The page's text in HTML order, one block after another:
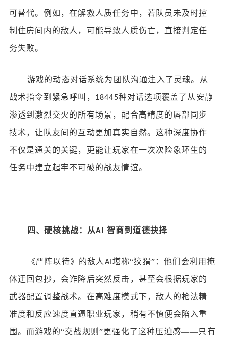
可替代。例如，在解救人质任务中，若队员未及时控
制住房间内的敌人，可能导致人质伤亡，直接判定任
务失败。
游戏的动态对话系统为团队沟通注入了灵魂。从
战术指令到紧急呼叫， 18445种对话选项覆盖了从安静
渗透到激烈交火的所有场景，配合高精度的唇部同步
技术，让队友间的互动更加真实自然。这种深度协作
不仅是通关的关键，更能让玩家在一次次险象环生的
任务中建立起牢不可破的战友情谊。
四、硬核挑战：从AI 智商到道德抉择
《严阵以待》的敌人 AI 堪称“狡猾”：他们会利用掩
体迂回包抄，会诈降后突然反击，甚至会根据玩家的
武器配置调整战术。在高难度模式下，敌人的枪法精
准度和反应速度直逼职业玩家，稍有不慎便会陷入重
围。而游戏的“交战规则”更强化了这种压迫感——只有